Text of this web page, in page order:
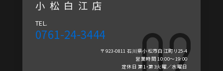
小松白江店
TEL.
0761-24-3444
〒923-0811 石川県小松市白江町リ25-4
営業時間 10:00～19:00
定休日 第1・第3火曜／水曜日